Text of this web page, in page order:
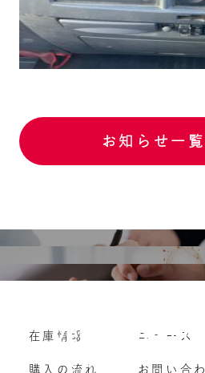
お知らせ一
購入の流れ
よくいただくご質問
Vehicle
車両買い取り
在庫情報
購入の流れ
ニュース
お問い合